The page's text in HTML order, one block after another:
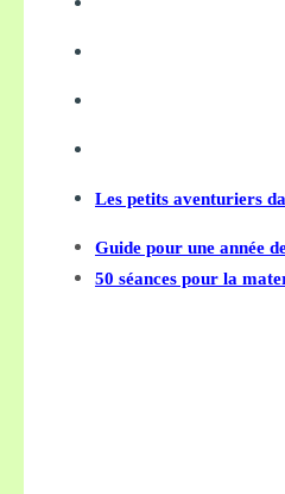
Les petits aventuriers
Guide pour une année
50 séances pour la